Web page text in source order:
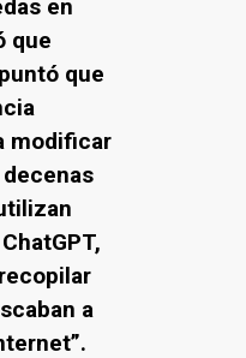
en
que
que
modificar
a